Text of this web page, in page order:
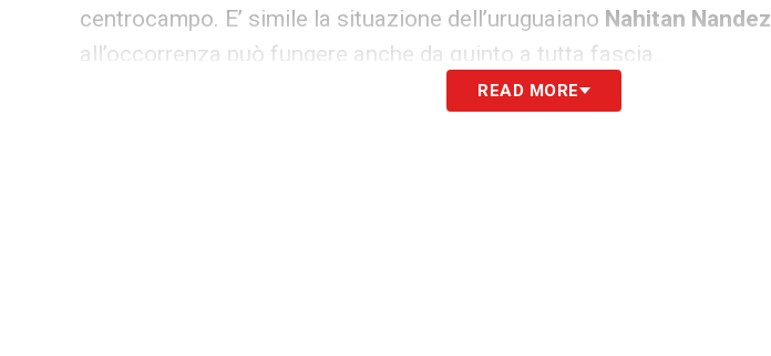
centrocampo. E’ simile la situazione dell’uruguaiano Nahitan Nandez
all’occorrenza può fungere anche da quinto a tutta fascia.
Nunzio LellaeChristos Kourfalidis
READ MORE